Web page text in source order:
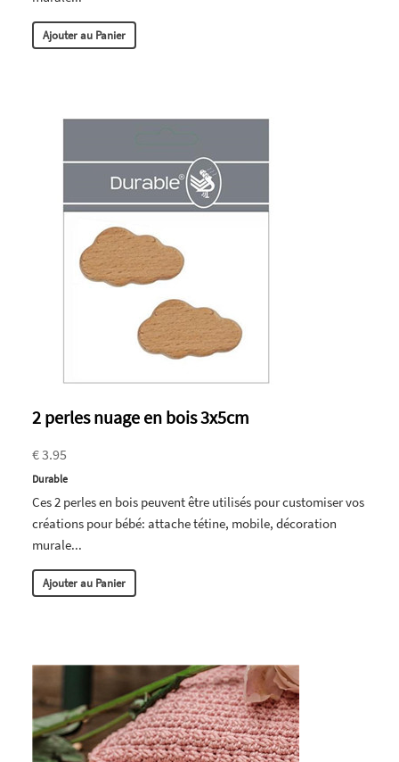
Ajouter au Panier
2 perles nuage en bois 3x5cm
€ 3.95
Durable
Ces 2 perles en bois peuvent être utilisés pour customiser vos
créations pour bébé: attache tétine, mobile, décoration
murale...
Ajouter au Panier